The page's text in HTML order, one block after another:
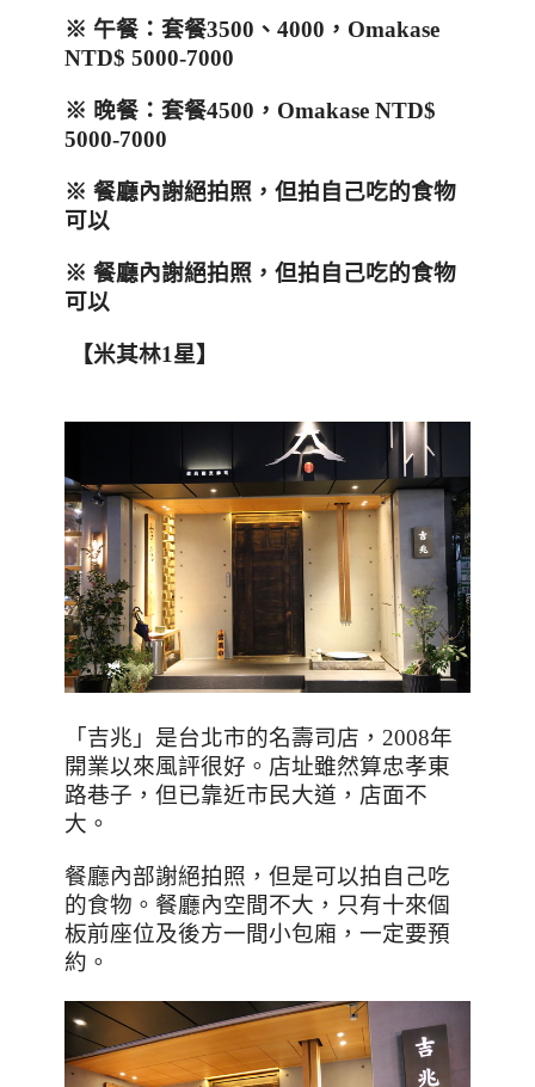
※ 午餐：套餐3500 、 4000 ， Omakase
NTD$ 5000-7000
※ 晚餐：套餐4500 ， Omakase NTD$
5000-7000
※ 餐廳內謝絕拍照，但拍自己吃的食物
可以
※ 餐廳內謝絕拍照，但拍自己吃的食物
可以
【米其林1星】
「吉兆」是台北市的名壽司店， 2008年
開業以來風評很好。店址雖然算忠孝東
路巷子，但已靠近市民大道，店面不
大。
餐廳內部謝絕拍照，但是可以拍自己吃
的食物。餐廳內空間不大，只有十來個
板前座位及後方一間小包廂，一定要預
約。